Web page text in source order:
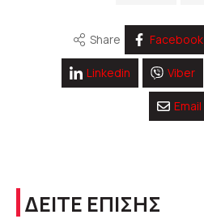
Share Facebook
Linkedin Viber
Email
ΔΕΙΤΕ ΕΠΙΣΗΣ